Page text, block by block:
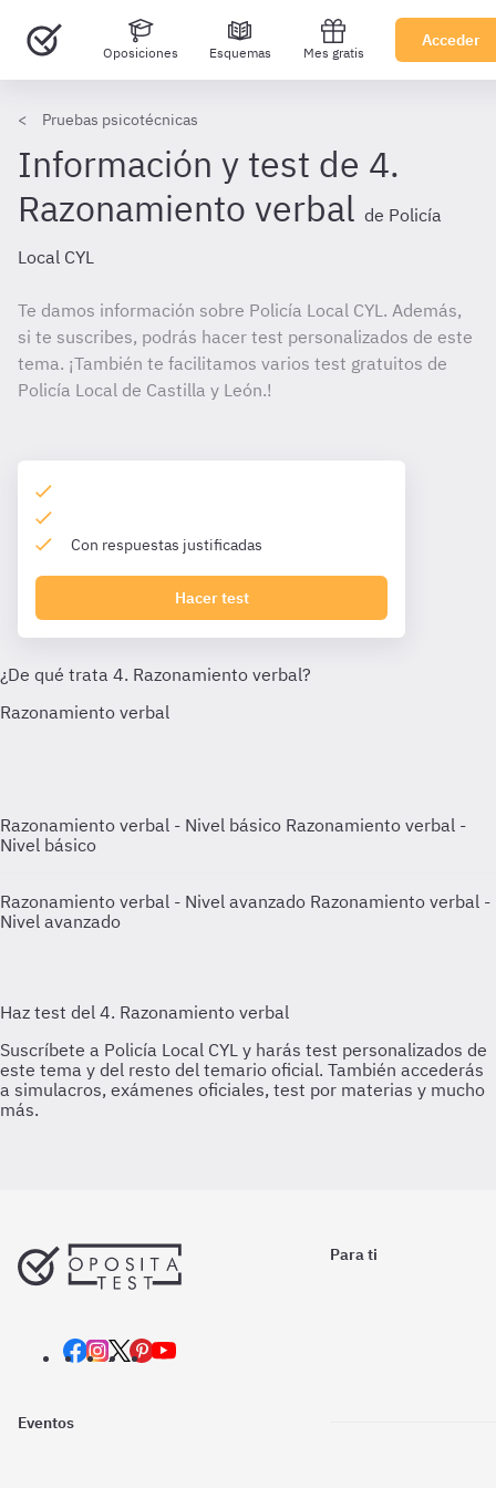
Oposiciones Esquemas Mes gratis
Acceder
Pruebas psicotécnicas
Información y test de 4.
Razonamiento verbal de Policía
Local CYL
Te damos información sobre Policía Local CYL. Además,
si te suscribes, podrás hacer test personalizados de este
tema. ¡También te facilitamos varios test gratuitos de
Policía Local de Castilla y León.!
Con respuestas justificadas
Hacer test
Razonamiento verbal - Nivel básico Razonamiento verbal -
Nivel básico
Razonamiento verbal - Nivel avanzado Razonamiento verbal -
Nivel avanzado
Para ti
Eventos